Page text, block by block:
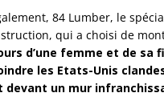
84 Lumber, le
qui a choisi de
d’une femme et de sa
les Etats-Unis
un mur